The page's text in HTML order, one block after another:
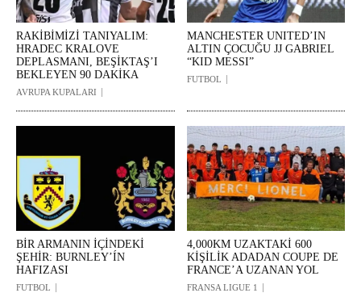
RAKİBİMİZİ TANIYALIM:
HRADEC KRALOVE
DEPLASMANI, BEŞİKTAŞ’I
BEKLEYEN 90 DAKİKA
AVRUPA KUPALARI
MANCHESTER UNITED’IN
ALTIN ÇOCUĞU JJ GABRIEL
“KID MESSI”
FUTBOL
BİR ARMANIN İÇİNDEKİ
ŞEHİR: BURNLEY’ÍN
HAFIZASI
FUTBOL
4,000KM UZAKTAKİ 600
KİŞİLİK ADADAN COUPE DE
FRANCE’A UZANAN YOL
FRANSA LIGUE 1